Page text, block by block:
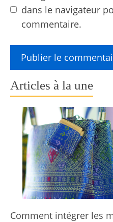
dans le navigateur
commentaire.
Articles à la une
Comment intégrer les